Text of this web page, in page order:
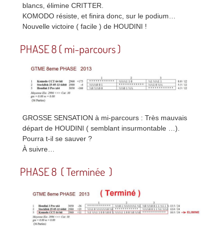
blancs, élimine CRITTER.
KOMODO résiste, et finira donc, sur le podium…
Nouvelle victoire ( facile ) de HOUDINI !
PHASE 8 ( mi-parcours )
GROSSE SENSATION à mi-parcours : Très mauvais
départ de HOUDINI ( semblant insurmontable …).
Pourra t-il se sauver ?
À suivre…
PHASE 8 ( Terminée )